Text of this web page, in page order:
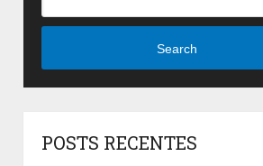
Search
POSTS RECENTES